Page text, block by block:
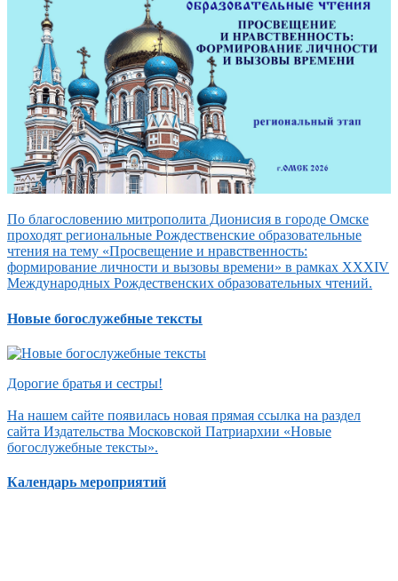
По благословению митрополита Дионисия в городе Омске
проходят региональные Рождественские образовательные
чтения на тему «Просвещение и нравственность:
формирование личности и вызовы времени» в рамках XXXIV
Международных Рождественских образовательных чтений.
Новые богослужебные тексты
Дорогие братья и сестры!
На нашем сайте появилась новая прямая ссылка на раздел
сайта Издательства Московской Патриархии «Новые
богослужебные тексты».
Календарь мероприятий